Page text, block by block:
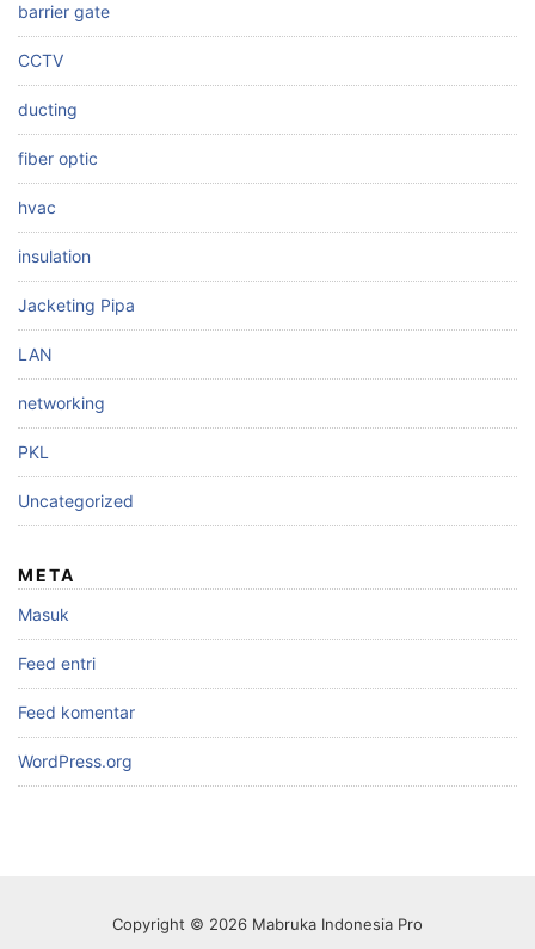
barrier gate
CCTV
ducting
fiber optic
hvac
insulation
Jacketing Pipa
LAN
networking
PKL
Uncategorized
META
Masuk
Feed entri
Feed komentar
WordPress.org
Copyright © 2026 Mabruka Indonesia Pro